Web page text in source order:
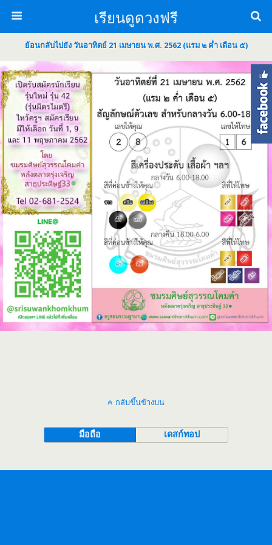
เรียนดูดวงฟรี
ย้อนกลับไปยัง วันอาทิตย์ 21 เมษายน พ.ศ. 2562 (แรม ๒ ค่ำ เดือน ๕)
กลับขึ้นข้างบน
มือถือ เดสก์ทอป